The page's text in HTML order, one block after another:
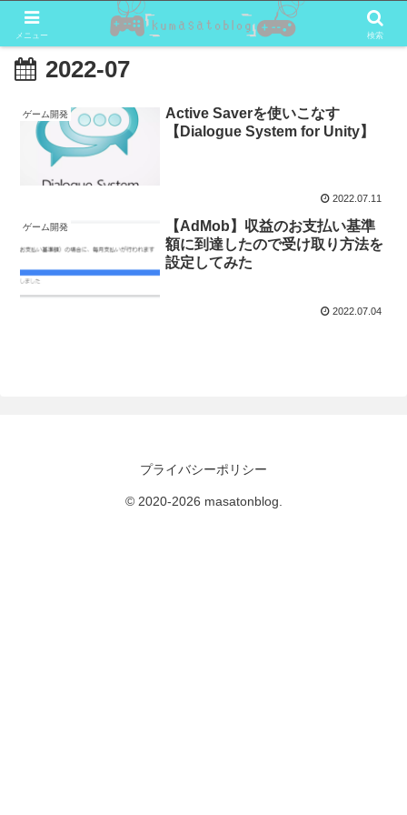
2022-07
ゲーム開発
Active Saverを使いこなす
【Dialogue System for Unity】
2022.07.11
ゲーム開発
【AdMob】収益のお支払い基準
額に到達したので受け取り方法を
設定してみた
2022.07.04
プライバシーポリシー
© 2020-2026 masatonblog.
メニュー 検索